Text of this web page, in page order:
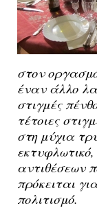
στον
έναν άλλο
στιγμές
τέτοιες
στη μύχια
αντιθέσεων
πρόκειται
πολιτισμό.